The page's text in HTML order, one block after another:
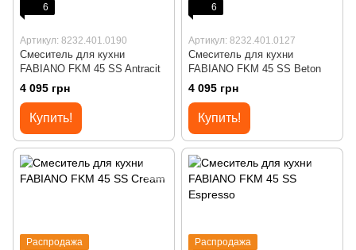
6
Артикул: 8232.401.0190
Смеситель для кухни
FABIANO FKM 45 SS Antracit
4 095 грн
Купить!
6
Артикул: 8232.401.0127
Смеситель для кухни
FABIANO FKM 45 SS Beton
4 095 грн
Купить!
Распродажа
Распродажа